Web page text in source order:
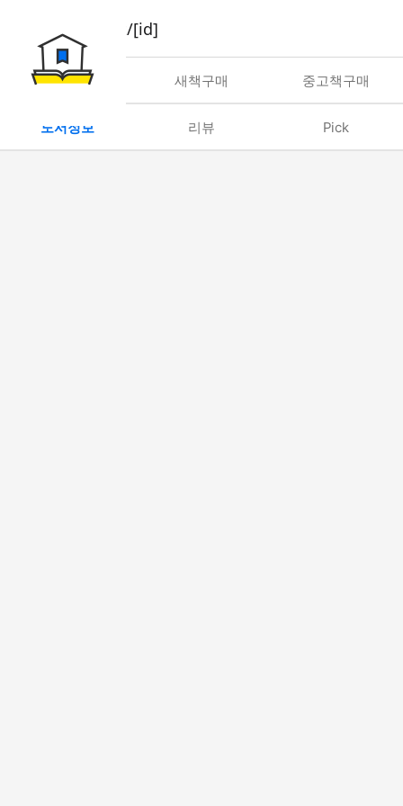
book/rent/[id]
대여 새책구매 중고책구매
도서정보 리뷰 Pick